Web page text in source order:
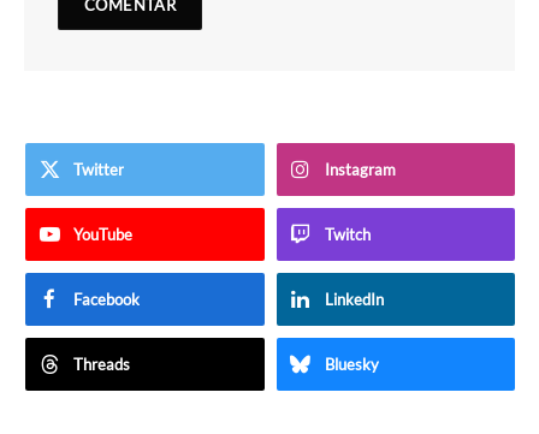
Twitter Instagram
YouTube Twitch
Facebook LinkedIn
Threads Bluesky